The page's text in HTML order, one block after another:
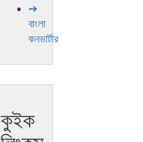
➔
বাংলা
কনভার্টার
কুইক